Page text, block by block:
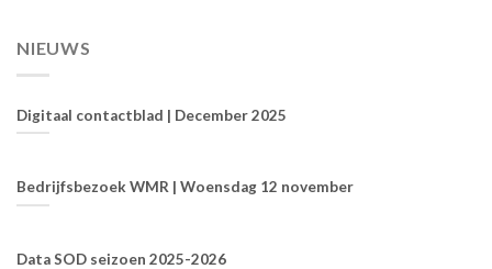
NIEUWS
Digitaal contactblad | December 2025
Bedrijfsbezoek WMR | Woensdag 12 november
Data SOD seizoen 2025-2026